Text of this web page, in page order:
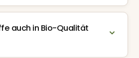
auch in Bio-Qualität